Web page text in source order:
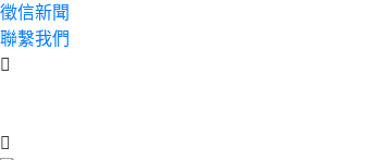
徵信新聞
聯繫我們